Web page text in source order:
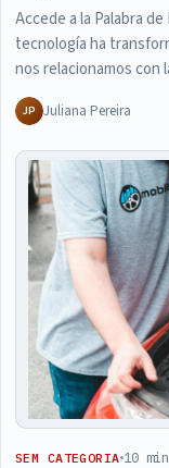
Accede a la Palabra
tecnología ha
nos relacionamos con
JP Juliana Pereira
SEM CATEGORIA 10